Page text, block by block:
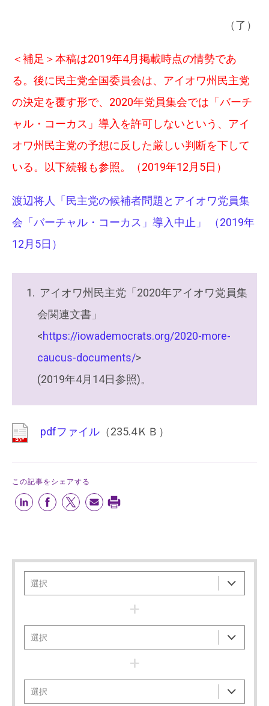
（了）
＜補足＞本稿は2019年4月掲載時点の情勢であ
る。後に民主党全国委員会は、アイオワ州民主党
の決定を覆す形で、2020年党員集会では「バーチ
ャル・コーカス」導入を許可しないという、アイ
オワ州民主党の予想に反した厳しい判断を下して
いる。以下続報も参照。（2019年12月5日）
渡辺将人「民主党の候補者問題とアイオワ党員集
会「バーチャル・コーカス」導入中止」 （2019年
12月5日）
アイオワ州民主党「2020年アイオワ党員集
会関連文書」
<https://iowademocrats.org/2020-more-
caucus-documents/>
(2019年4月14日参照)。
pdfファイル （235.4ＫＢ）
この記事をシェアする
+
+